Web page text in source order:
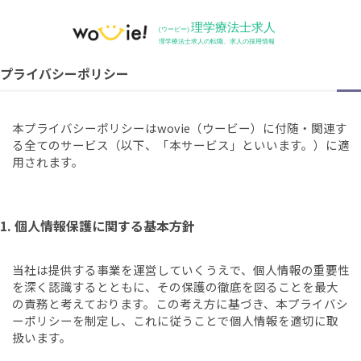
プライバシーポリシー
本プライバシーポリシーはwovie（ウービー）に付随・関連す
る全てのサービス（以下、「本サービス」といいます。）に適
用されます。
1. 個人情報保護に関する基本方針
当社は提供する事業を運営していくうえで、個人情報の重要性
を深く認識するとともに、その保護の徹底を図ることを最大
の責務と考えております。この考え方に基づき、本プライバシ
ーポリシーを制定し、これに従うことで個人情報を適切に取
扱います。